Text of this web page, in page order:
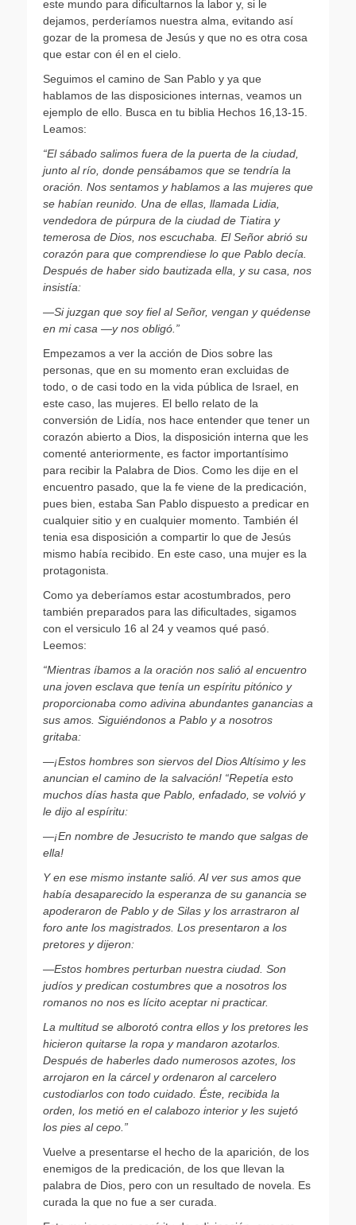
este mundo para dificultarnos la labor y, si le
dejamos, perderíamos nuestra alma, evitando así
gozar de la promesa de Jesús y que no es otra cosa
que estar con él en el cielo.
Seguimos el camino de San Pablo y ya que
hablamos de las disposiciones internas, veamos un
ejemplo de ello. Busca en tu biblia Hechos 16,13-15.
Leamos:
“El sábado salimos fuera de la puerta de la ciudad,
junto al río, donde pensábamos que se tendría la
oración. Nos sentamos y hablamos a las mujeres que
se habían reunido. Una de ellas, llamada Lidia,
vendedora de púrpura de la ciudad de Tiatira y
temerosa de Dios, nos escuchaba. El Señor abrió su
corazón para que comprendiese lo que Pablo decía.
Después de haber sido bautizada ella, y su casa, nos
insistía:
—Si juzgan que soy fiel al Señor, vengan y quédense
en mi casa —y nos obligó.”
Empezamos a ver la acción de Dios sobre las
personas, que en su momento eran excluidas de
todo, o de casi todo en la vida pública de Israel, en
este caso, las mujeres. El bello relato de la
conversión de Lidía, nos hace entender que tener un
corazón abierto a Dios, la disposición interna que les
comenté anteriormente, es factor importantísimo
para recibir la Palabra de Dios. Como les dije en el
encuentro pasado, que la fe viene de la predicación,
pues bien, estaba San Pablo dispuesto a predicar en
cualquier sitio y en cualquier momento. También él
tenia esa disposición a compartir lo que de Jesús
mismo había recibido. En este caso, una mujer es la
protagonista.
Como ya deberíamos estar acostumbrados, pero
también preparados para las dificultades, sigamos
con el versiculo 16 al 24 y veamos qué pasó.
Leemos:
“Mientras íbamos a la oración nos salió al encuentro
una joven esclava que tenía un espíritu pitónico y
proporcionaba como adivina abundantes ganancias a
sus amos. Siguiéndonos a Pablo y a nosotros
gritaba:
—¡Estos hombres son siervos del Dios Altísimo y les
anuncian el camino de la salvación! “Repetía esto
muchos días hasta que Pablo, enfadado, se volvió y
le dijo al espíritu:
—¡En nombre de Jesucristo te mando que salgas de
ella!
Y en ese mismo instante salió. Al ver sus amos que
había desaparecido la esperanza de su ganancia se
apoderaron de Pablo y de Silas y los arrastraron al
foro ante los magistrados. Los presentaron a los
pretores y dijeron:
—Estos hombres perturban nuestra ciudad. Son
judíos y predican costumbres que a nosotros los
romanos no nos es lícito aceptar ni practicar.
La multitud se alborotó contra ellos y los pretores les
hicieron quitarse la ropa y mandaron azotarlos.
Después de haberles dado numerosos azotes, los
arrojaron en la cárcel y ordenaron al carcelero
custodiarlos con todo cuidado. Éste, recibida la
orden, los metió en el calabozo interior y les sujetó
los pies al cepo.”
Vuelve a presentarse el hecho de la aparición, de los
enemigos de la predicación, de los que llevan la
palabra de Dios, pero con un resultado de novela. Es
curada la que no fue a ser curada.